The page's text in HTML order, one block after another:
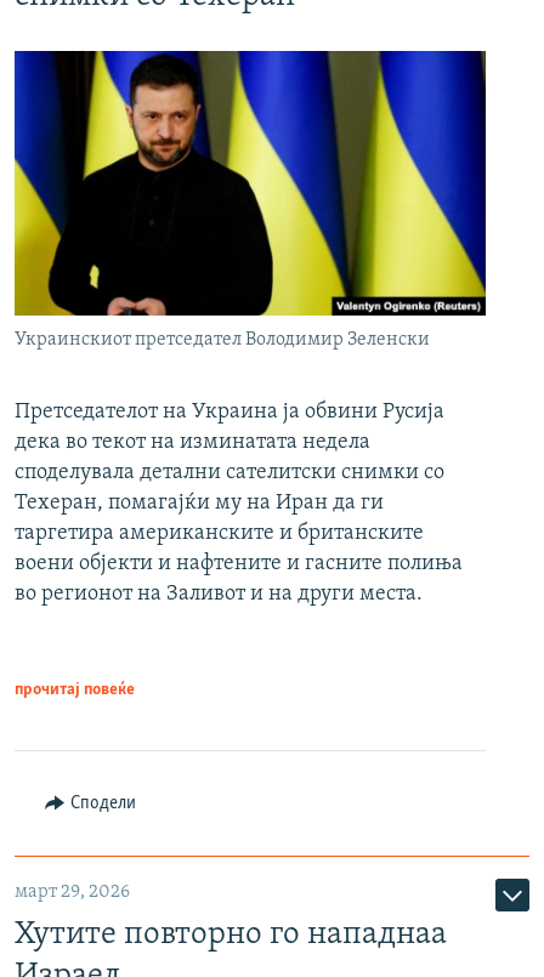
Украинскиот претседател Володимир Зеленски
Претседателот на Украина ја обвини Русија
дека во текот на изминатата недела
споделувала детални сателитски снимки со
Техеран, помагајќи му на Иран да ги
таргетира американските и британските
воени објекти и нафтените и гасните полиња
во регионот на Заливот и на други места.
прочитај повеќе
Сподели
март 29, 2026
Хутите повторно го нападнаа